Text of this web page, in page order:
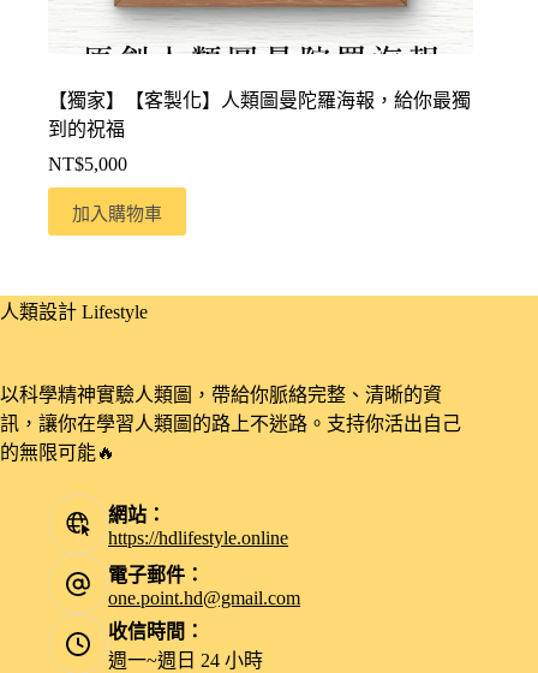
【獨家】【客製化】人類圖曼陀羅海報，給你最獨
到的祝福
NT$5,000
加入購物車
人類設計 Lifestyle
以科學精神實驗人類圖，帶給你脈絡完整、清晰的資
訊，讓你在學習人類圖的路上不迷路。支持你活出自己
的無限可能🔥
網站：
https://hdlifestyle.online
電子郵件：
one.point.hd@gmail.com
收信時間：
週一~週日 24 小時